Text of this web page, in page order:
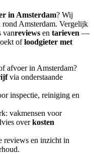
in Amsterdam? Wij
rond Amsterdam. Vergelijk
vanreviews en tarieven —
ofloodgieter met
afvoer in Amsterdam?
via onderstaande
inspectie, reiniging en
vakmensen voor
overkosten
reviews en inzicht in